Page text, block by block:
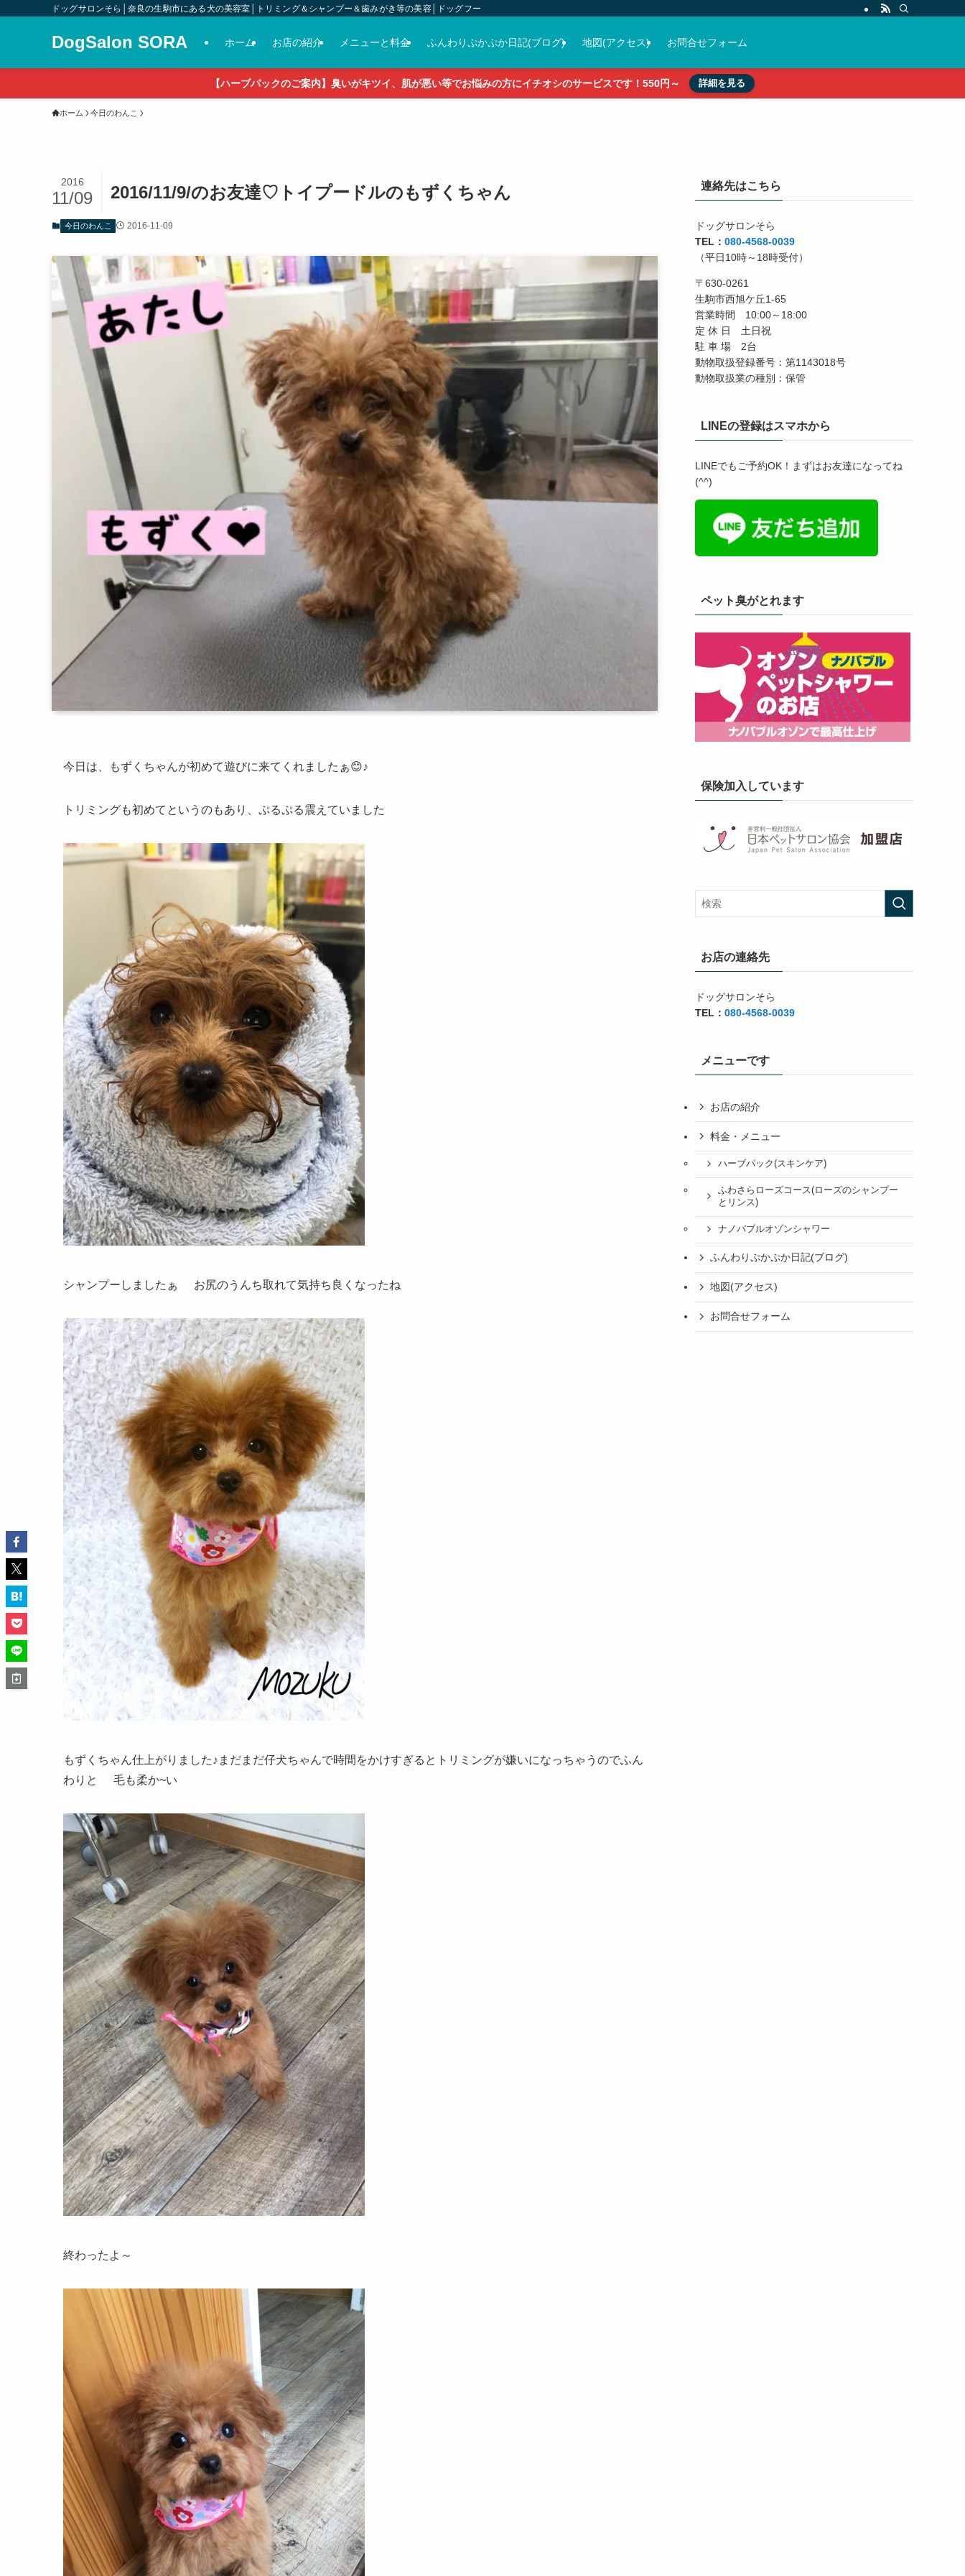
ドッグサロンそら│奈良の生駒市にある犬の美容室│トリミング＆シャンプー＆歯みがき等の美容│ドッグフード＆おやつ＆各種グッズの販売
DogSalon SORA ホーム お店の紹介 メニューと料金 ふんわりぷかぷか日記(ブログ) 地図(アクセス) お問合せフォーム
【ハーブパックのご案内】臭いがキツイ、肌が悪い等でお悩みの方にイチオシのサービスです！550円～ 詳細を見る
ホーム 今日のわんこ
2016/11/9/のお友達♡トイプードルのもずくちゃん
2016
11/09
今日のわんこ 2016-11-09
今日は、もずくちゃんが初めて遊びに来てくれましたぁ😊♪
トリミングも初めてというのもあり、ぷるぷる震えていました
シャンプーしましたぁ お尻のうんち取れて気持ち良くなったね
もずくちゃん仕上がりました♪まだまだ仔犬ちゃんで時間をかけすぎるとトリミングが嫌いになっちゃうのでふん
わりと
毛も柔か~い
終わったよ～
連絡先はこちら
ドッグサロンそら
TEL： 080-4568-0039
（平日10時～18時受付）
〒630-0261
生駒市西旭ケ丘1-65
営業時間 10:00～18:00
定 休 日 土日祝
駐 車 場 2台
動物取扱登録番号：第1143018号
動物取扱業の種別：保管
LINEの登録はスマホから
LINEでもご予約OK！まずはお友達になってね
(^^)
ペット臭がとれます
保険加入しています
お店の連絡先
ドッグサロンそら
TEL： 080-4568-0039
メニューです
お店の紹介
料金・メニュー
ハーブパック(スキンケア)
ふわさらローズコース(ローズのシャンプー
とリンス)
ナノバブルオゾンシャワー
ふんわりぷかぷか日記(ブログ)
地図(アクセス)
お問合せフォーム